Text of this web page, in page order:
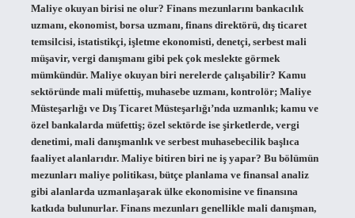
Maliye okuyan birisi ne olur? Finans mezunlarını bankacılık
uzmanı, ekonomist, borsa uzmanı, finans direktörü, dış ticaret
temsilcisi, istatistikçi, işletme ekonomisti, denetçi, serbest mali
müşavir, vergi danışmanı gibi pek çok meslekte görmek
mümkündür. Maliye okuyan biri nerelerde çalışabilir? Kamu
sektöründe mali müfettiş, muhasebe uzmanı, kontrolör; Maliye
Müsteşarlığı ve Dış Ticaret Müsteşarlığı’nda uzmanlık; kamu ve
özel bankalarda müfettiş; özel sektörde ise şirketlerde, vergi
denetimi, mali danışmanlık ve serbest muhasebecilik başlıca
faaliyet alanlarıdır. Maliye bitiren biri ne iş yapar? Bu bölümün
mezunları maliye politikası, bütçe planlama ve finansal analiz
gibi alanlarda uzmanlaşarak ülke ekonomisine ve finansına
katkıda bulunurlar. Finans mezunları genellikle mali danışman,